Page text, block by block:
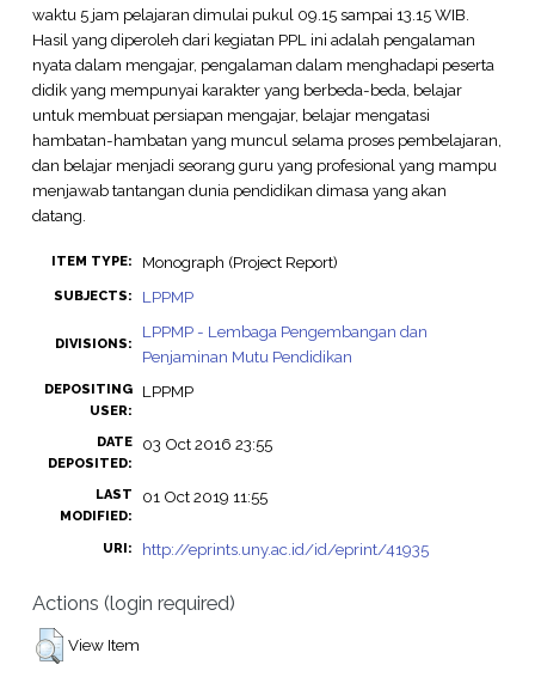
waktu 5 jam pelajaran dimulai pukul 09.15 sampai 13.15 WIB.
Hasil yang diperoleh dari kegiatan PPL ini adalah pengalaman
nyata dalam mengajar, pengalaman dalam menghadapi peserta
didik yang mempunyai karakter yang berbeda-beda, belajar
untuk membuat persiapan mengajar, belajar mengatasi
hambatan-hambatan yang muncul selama proses pembelajaran,
dan belajar menjadi seorang guru yang profesional yang mampu
menjawab tantangan dunia pendidikan dimasa yang akan
datang.
ITEM TYPE: Monograph (Project Report)
SUBJECTS: LPPMP
DIVISIONS:
LPPMP - Lembaga Pengembangan dan
Penjaminan Mutu Pendidikan
DEPOSITING
USER:
LPPMP
DATE
DEPOSITED:
03 Oct 2016 23:55
LAST
MODIFIED:
01 Oct 2019 11:55
URI: http://eprints.uny.ac.id/id/eprint/41935
Actions (login required)
View Item